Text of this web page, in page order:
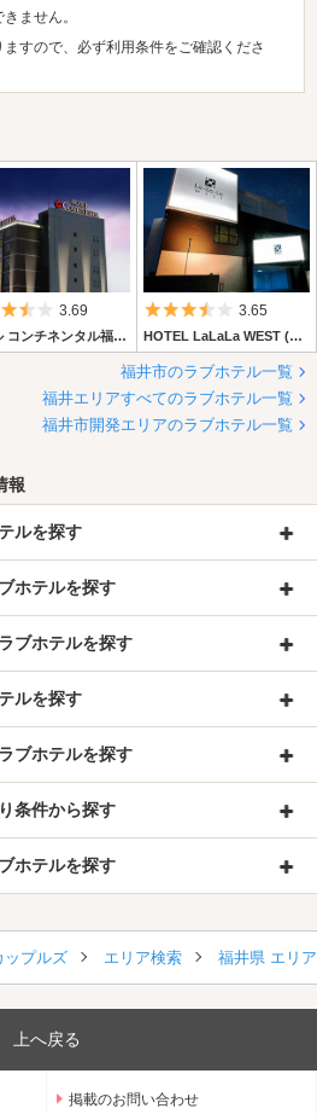
ません。
すので、必ず利用条件をご確認くださ
5つ星のうち3.5
3.69
ホテル コンチネンタル福井大和田店
5つ星のうち
3.65
HOTEL LaLaLa WEST (ホテル ラララウエスト)
福井市のラブホテル一覧
福井エリアすべてのラブホテル一覧
福井市開発エリアのラブホテル一覧
報
ルを探す
ホテルを探す
ブホテルを探す
ルを探す
ブホテルを探す
条件から探す
ホテルを探す
ップルズ エリア検索 福井県 エリ
上へ戻る
掲載のお問い合わせ